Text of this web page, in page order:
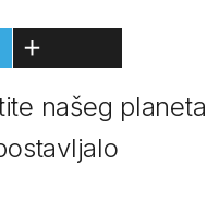
našeg